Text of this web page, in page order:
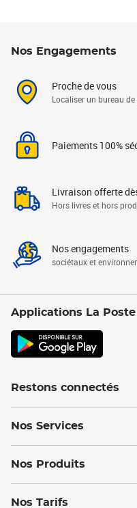
Nos Engagements
Proche de vous
Localiser un bureau
Paiements 100%
Livraison offerte
Hors livres et hors
Nos engagements
sociétaux et
Applications La Poste
Restons connectés
Nos Services
Nos Produits
Nos Tarifs